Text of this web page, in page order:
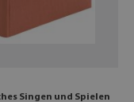
Singen und Spielen